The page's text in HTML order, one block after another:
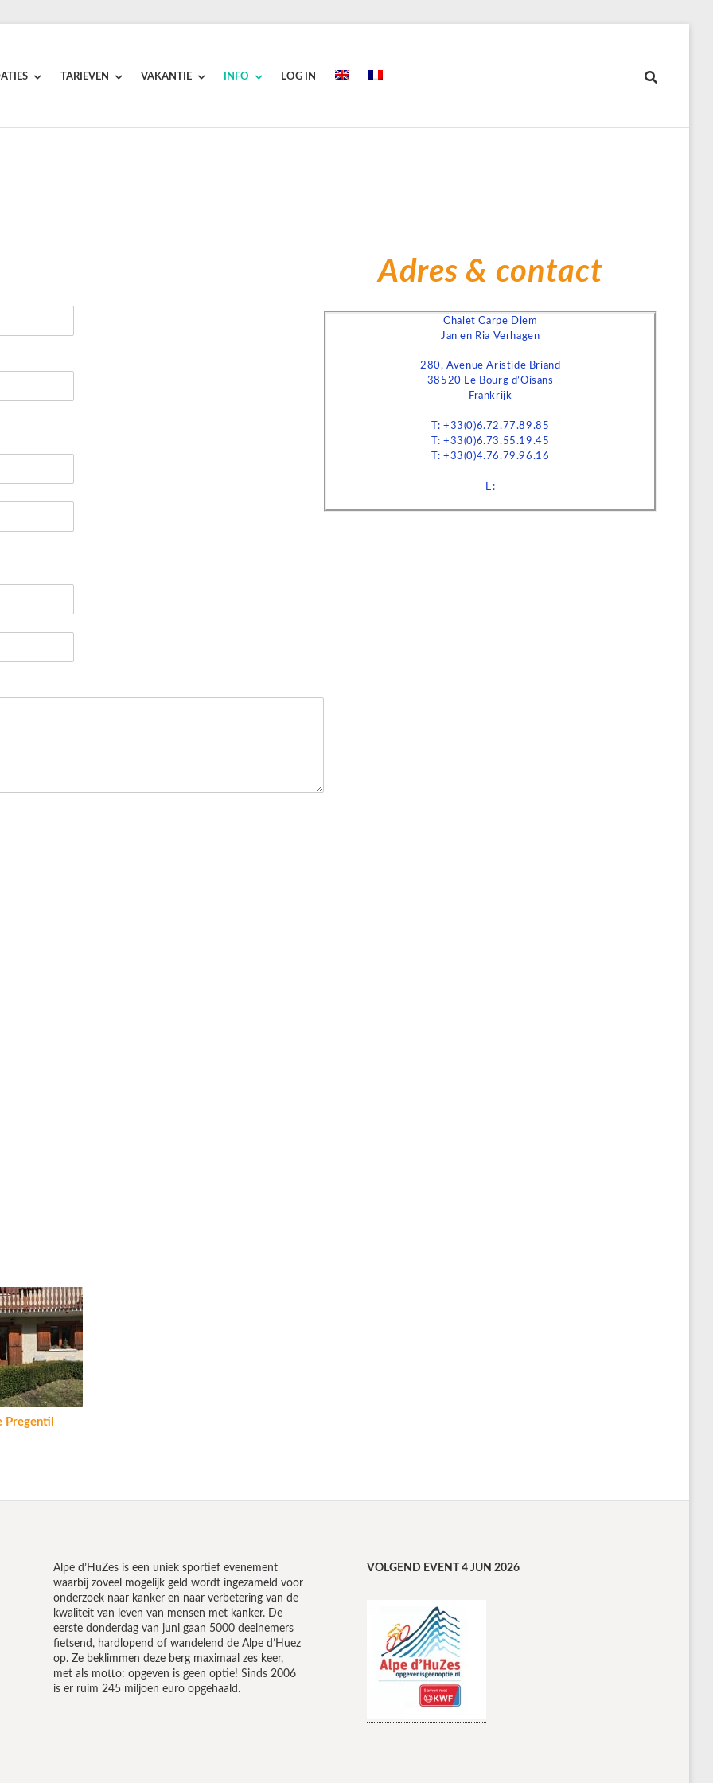
TARIEVEN VAKANTIE INFO LOG IN
Adres & contact
Chalet Carpe Diem
Jan en Ria Verhagen
280, Avenue Aristide Briand
38520 Le Bourg d’Oisans
Frankrijk
T: +33(0)6.72.77.89.85
T: +33(0)6.73.55.19.45
T: +33(0)4.76.79.96.16
E:
Pregentil
Alpe d’HuZes is een uniek sportief evenement
waarbij zoveel mogelijk geld wordt ingezameld voor
onderzoek naar kanker en naar verbetering van de
kwaliteit van leven van mensen met kanker. De
eerste donderdag van juni gaan 5000 deelnemers
fietsend, hardlopend of wandelend de Alpe d’Huez
op. Ze beklimmen deze berg maximaal zes keer,
met als motto: opgeven is geen optie! Sinds 2006
is er ruim 245 miljoen euro opgehaald.
VOLGEND EVENT 4 JUN 2026